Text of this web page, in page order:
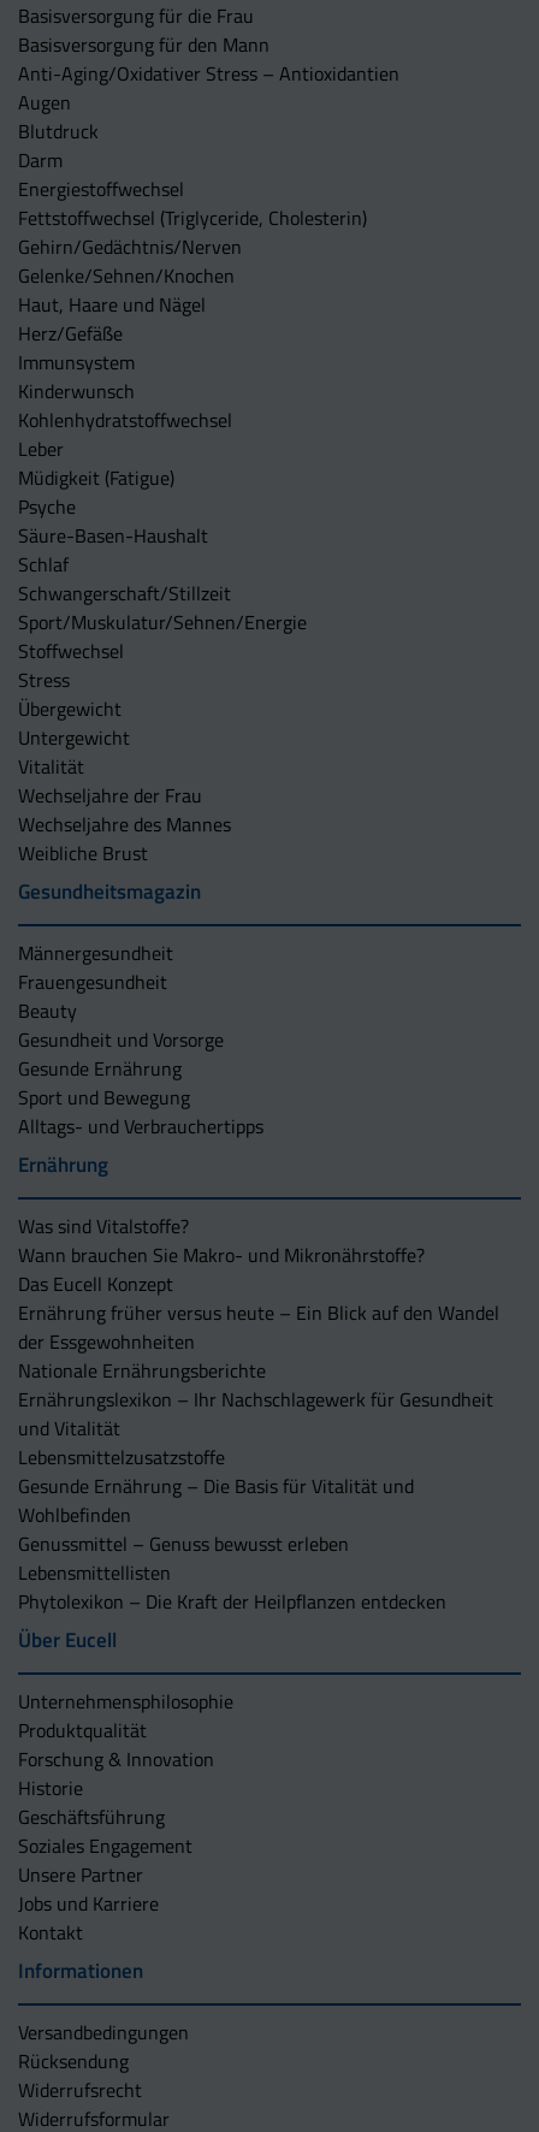
Basisversorgung für die Frau
Basisversorgung für den Mann
Anti-Aging/Oxidativer Stress – Antioxidantien
Augen
Blutdruck
Darm
Energiestoffwechsel
Fettstoffwechsel (Triglyceride, Cholesterin)
Gehirn/Gedächtnis/Nerven
Gelenke/Sehnen/Knochen
Haut, Haare und Nägel
Herz/Gefäße
Immunsystem
Kinderwunsch
Kohlenhydratstoffwechsel
Leber
Müdigkeit (Fatigue)
Psyche
Säure-Basen-Haushalt
Schlaf
Schwangerschaft/Stillzeit
Sport/Muskulatur/Sehnen/Energie
Stoffwechsel
Stress
Übergewicht
Untergewicht
Vitalität
Wechseljahre der Frau
Wechseljahre des Mannes
Weibliche Brust
Gesundheitsmagazin
Männergesundheit
Frauengesundheit
Beauty
Gesundheit und Vorsorge
Gesunde Ernährung
Sport und Bewegung
Alltags- und Verbrauchertipps
Ernährung
Was sind Vitalstoffe?
Wann brauchen Sie Makro- und Mikronährstoffe?
Das Eucell Konzept
Ernährung früher versus heute – Ein Blick auf den Wandel
der Essgewohnheiten
Nationale Ernährungsberichte
Ernährungslexikon – Ihr Nachschlagewerk für Gesundheit
und Vitalität
Lebensmittelzusatzstoffe
Gesunde Ernährung – Die Basis für Vitalität und
Wohlbefinden
Genussmittel – Genuss bewusst erleben
Lebensmittellisten
Phytolexikon – Die Kraft der Heilpflanzen entdecken
Über Eucell
Unternehmens­philosophie
Produktqualität
Forschung & Innovation
Historie
Geschäftsführung
Soziales Engagement
Unsere Partner
Jobs und Karriere
Kontakt
Informationen
Versandbedingungen
Rücksendung
Widerrufsrecht
Widerrufsformular